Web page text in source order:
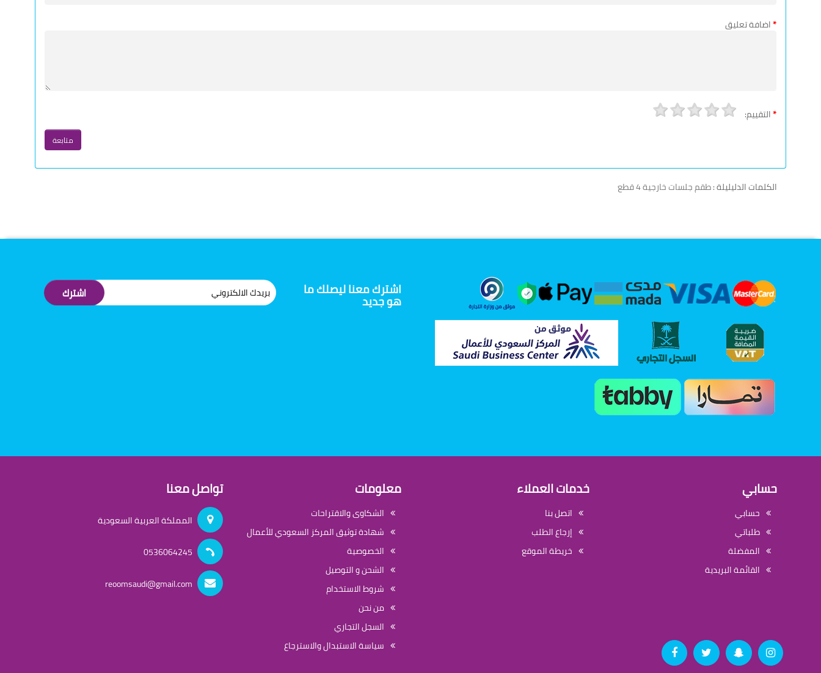
اضافة تعليق
التقييم:
متابعة
الكلمات الدليليلة :طقم جلسات خارجية 4 قطع
اشترك معنا ليصلك ما
هو جديد اشترك
حسابي
حسابي
طلباتي
المفضلة
القائمة البريدية
خدمات العملاء
اتصل بنا
إرجاع الطلب
خريطة الموقع
معلومات
الشكاوى والاقتراحات
شهادة توثيق المركز السعودي للأعمال
الخصوصية
الشحن و التوصيل
شروط الاستخدام
من نحن
السجل التجاري
سياسة الاستبدال والاسترجاع
تواصل معنا
المملكة العربية السعودية
0536064245
reoomsaudi@gmail.com